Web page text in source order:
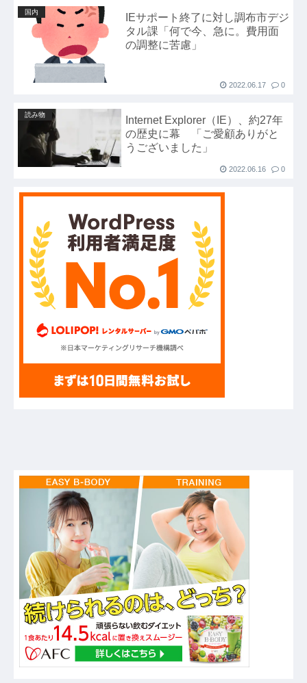
死去で落語家・柳家小はださんが「いじめ」「暴
行」被害告発・・・・・・・・・他
【アルカナディア】「ヴェルルッタ First Engage
Ver.〈ファーストエンゲージVer.〉」プラモデル
【11時予約開始】他
UEFAとFIFAの争いが完全に泥沼化した模様、
UEFA側の逆転敗北すらあり得るような情勢
に……他
ハードオフに売っていた4万4000円のフィギュア
がヤバすぎるｗｗｗｗｗｗ「こんな高いの？ｗ
ｗ」「逆に超安い」
【GIF】JSのカンチョーワロタ
【衝撃】報酬100万円超の治験募集がこちらｗｗ
ｗｗｗ(※画像あり)
【愕然】白のクラウン俺氏、高速道路左車線を制
限速度で走った結果wwwwwwwwwwww
【悲報】佐藤輝明・・・２軍でも盛大にやらかす
←あまり悲しませないでくれ
国内
IEサポート終了に対し調布市デジ
タル課「何で今、急に。費用面
の調整に苦慮」
2022.06.17 0
読み物
Internet Explorer（IE）、約27年
の歴史に幕 「ご愛顧ありがと
うございました」
2022.06.16 0